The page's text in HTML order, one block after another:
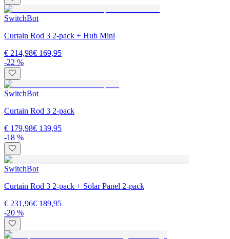
SwitchBot
Curtain Rod 3 2-pack + Hub Mini
€ 214,98€ 169,95
-22 %
SwitchBot
Curtain Rod 3 2-pack
€ 179,98€ 139,95
-18 %
SwitchBot
Curtain Rod 3 2-pack + Solar Panel 2-pack
€ 231,96€ 189,95
-20 %